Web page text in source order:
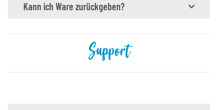
Kann ich Ware zurückgeben?
Support